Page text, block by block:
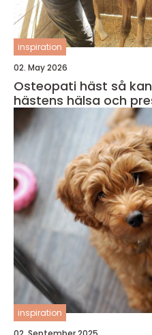
inspiration
02. May 2026
Osteopati häst så kan behandling stärka
hästens hälsa och
inspiration